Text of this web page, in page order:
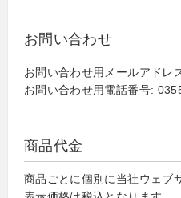
お問い合わせ
お問い合わせ用メールアド
お問い合わせ用電話番号:
商品代金
商品ごとに個別に当社ウェブ